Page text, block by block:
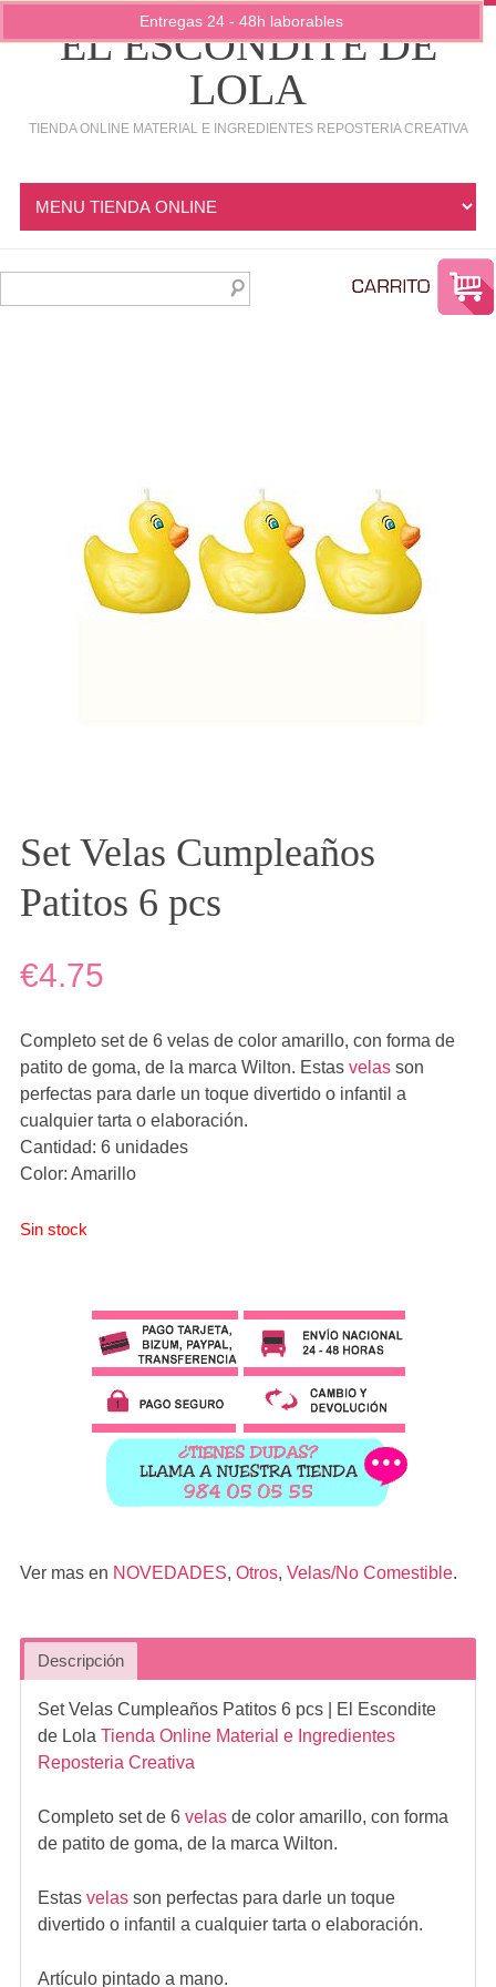
EL ESCONDITE DE
LOLA
TIENDA ONLINE MATERIAL E INGREDIENTES REPOSTERIA CREATIVA
Set Velas Cumpleaños
Patitos 6 pcs
€4.75
Completo set de 6 velas de color amarillo, con forma de
patito de goma, de la marca Wilton. Estas velasson
perfectas para darle un toque divertido o infantil a
cualquier tarta o elaboración.
Cantidad: 6 unidades
Color: Amarillo
Sin stock
Ver mas en NOVEDADES, Otros, Velas/No Comestible.
Descripción
Set Velas Cumpleaños Patitos 6 pcs| El Escondite
de Lola Tienda Online Material e Ingredientes
Reposteria Creativa
Completo set de 6 velasde color amarillo, con forma
de patito de goma, de la marca Wilton.
Estas velasson perfectas para darle un toque
divertido o infantil a cualquier tarta o elaboración.
Artículo pintado a mano.
Entregas 24 - 48h laborables